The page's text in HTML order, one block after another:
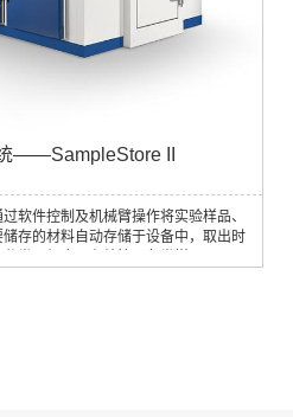
——SampleStore II
软件控制及机械臂操作将实验样品、
存的材料自动存储于设备中，取出时